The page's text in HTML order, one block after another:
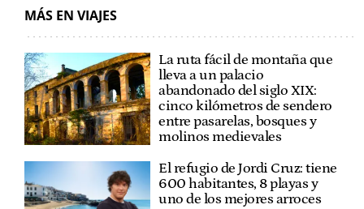
MÁS EN VIAJES
La ruta fácil de montaña que
lleva a un palacio
abandonado del siglo XIX:
cinco kilómetros de sendero
entre pasarelas, bosques y
molinos medievales
El refugio de Jordi Cruz: tiene
600 habitantes, 8 playas y
uno de los mejores arroces